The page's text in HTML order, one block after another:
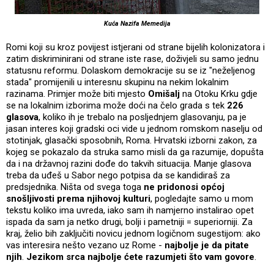
Kuća Nazifa Memedija
Romi koji su kroz povijest istjerani od strane bijelih kolonizatora i
zatim diskriminirani od strane iste rase, doživjeli su samo jednu
statusnu reformu. Dolaskom demokracije su se iz "neželjenog
stada" promijenili u interesnu skupinu na nekim lokalnim
razinama. Primjer može biti mjesto Omišalj na Otoku Krku gdje
se na lokalnim izborima može doći na čelo grada s tek 226
glasova, koliko ih je trebalo na posljednjem glasovanju, pa je
jasan interes koji gradski oci vide u jednom romskom naselju od
stotinjak, glasački sposobnih, Roma. Hrvatski izborni zakon, za
kojeg se pokazalo da struka samo misli da ga razumije, dopušta
da i na državnoj razini dođe do takvih situacija. Manje glasova
treba da uđeš u Sabor nego potpisa da se kandidiraš za
predsjednika. Ništa od svega toga ne pridonosi općoj
snošljivosti prema njihovoj kulturi, pogledajte samo u mom
tekstu koliko ima uvreda, iako sam ih namjerno instalirao opet
ispada da sam ja netko drugi, bolji i pametniji = superiorniji. Za
kraj, želio bih zaključiti novicu jednom logičnom sugestijom: ako
vas interesira nešto vezano uz Rome - najbolje je da pitate
njih. Jezikom srca najbolje ćete razumjeti što vam govore.